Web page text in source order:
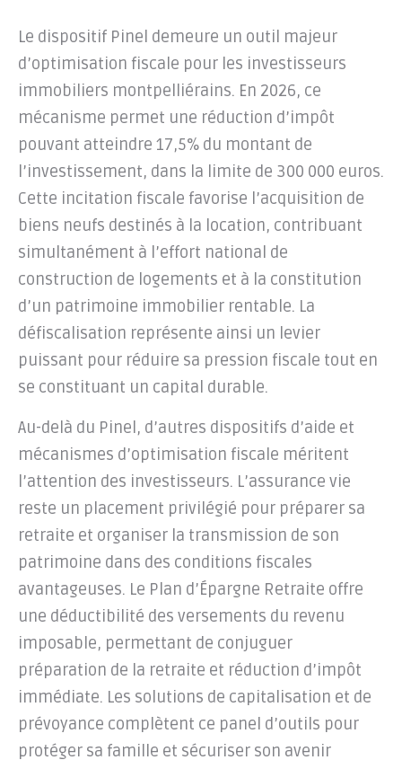
Le dispositif Pinel demeure un outil majeur
d’optimisation fiscale pour les investisseurs
immobiliers montpelliérains. En 2026, ce
mécanisme permet une réduction d’impôt
pouvant atteindre 17,5% du montant de
l’investissement, dans la limite de 300 000 euros.
Cette incitation fiscale favorise l’acquisition de
biens neufs destinés à la location, contribuant
simultanément à l’effort national de
construction de logements et à la constitution
d’un patrimoine immobilier rentable. La
défiscalisation représente ainsi un levier
puissant pour réduire sa pression fiscale tout en
se constituant un capital durable.
Au-delà du Pinel, d’autres dispositifs d’aide et
mécanismes d’optimisation fiscale méritent
l’attention des investisseurs. L’assurance vie
reste un placement privilégié pour préparer sa
retraite et organiser la transmission de son
patrimoine dans des conditions fiscales
avantageuses. Le Plan d’Épargne Retraite offre
une déductibilité des versements du revenu
imposable, permettant de conjuguer
préparation de la retraite et réduction d’impôt
immédiate. Les solutions de capitalisation et de
prévoyance complètent ce panel d’outils pour
protéger sa famille et sécuriser son avenir